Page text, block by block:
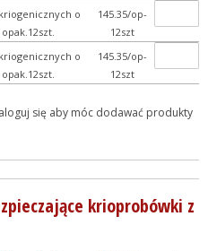
o
145.35/op-
12szt
o
145.35/op-
12szt
się aby móc dodawać produkty
krioprobówki z